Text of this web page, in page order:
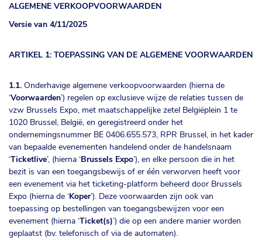
ALGEMENE VERKOOPVOORWAARDEN
Versie van 4/11/2025
ARTIKEL 1: TOEPASSING VAN DE ALGEMENE VOORWAARDEN
1.1. Onderhavige algemene verkoopvoorwaarden (hierna de
‘Voorwaarden’) regelen op exclusieve wijze de relaties tussen de
vzw Brussels Expo, met maatschappelijke zetel Belgiëplein 1 te
1020 Brussel, België, en geregistreerd onder het
ondernemingsnummer BE 0406.655.573, RPR Brussel, in het kader
van bepaalde evenementen handelend onder de handelsnaam
‘Ticketlive’, (hierna ‘Brussels Expo’), en elke persoon die in het
bezit is van een toegangsbewijs of er één verworven heeft voor
een evenement via het ticketing-platform beheerd door Brussels
Expo (hierna de ‘Koper’). Deze voorwaarden zijn ook van
toepassing op bestellingen van toegangsbewijzen voor een
evenement (hierna ‘Ticket(s)’) die op een andere manier worden
geplaatst (bv. telefonisch of via de automaten).